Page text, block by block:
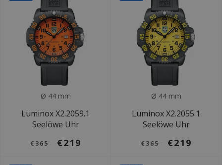
Ø 44 mm
Luminox X2.2059.1
Seelöwe Uhr
€365 €219
Ø 44 mm
Luminox X2.2055.1
Seelöwe Uhr
€365 €219